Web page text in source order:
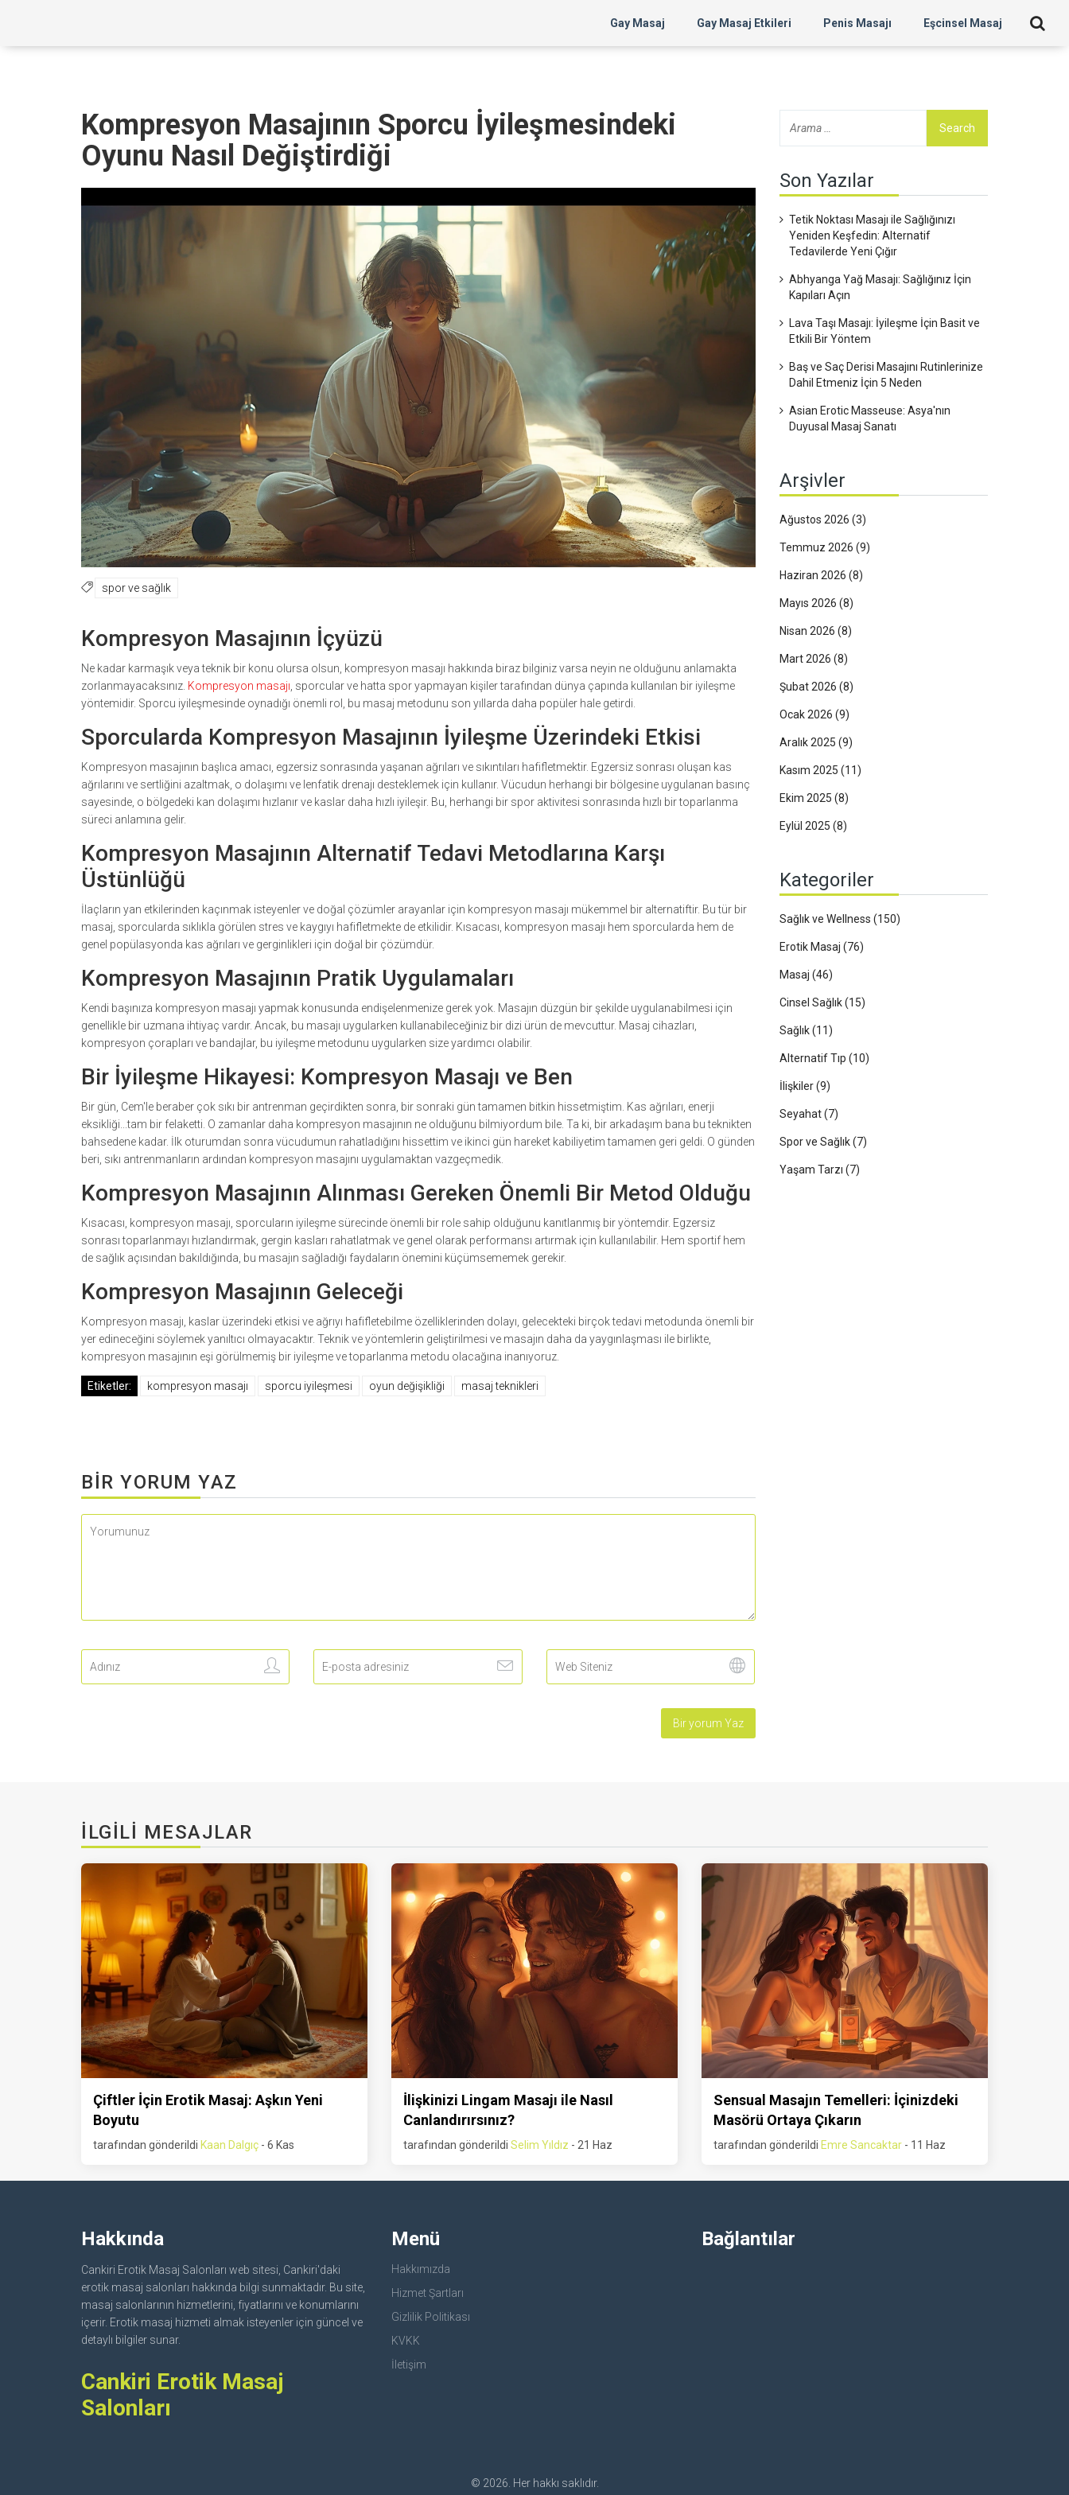
Gay Masaj Gay Masaj Etkileri Penis Masajı Eşcinsel Masaj
Kompresyon Masajının Sporcu İyileşmesindeki
Oyunu Nasıl Değiştirdiği
spor ve sağlık
Kompresyon Masajının İçyüzü
Ne kadar karmaşık veya teknik bir konu olursa olsun, kompresyon masajı hakkında biraz bilginiz varsa neyin ne olduğunu anlamakta
zorlanmayacaksınız. Kompresyon masajı , sporcular ve hatta spor yapmayan kişiler tarafından dünya çapında kullanılan bir iyileşme
yöntemidir. Sporcu iyileşmesinde oynadığı önemli rol, bu masaj metodunu son yıllarda daha popüler hale getirdi.
Sporcularda Kompresyon Masajının İyileşme Üzerindeki Etkisi
Kompresyon masajının başlıca amacı, egzersiz sonrasında yaşanan ağrıları ve sıkıntıları hafifletmektir. Egzersiz sonrası oluşan kas
ağrılarını ve sertliğini azaltmak, o dolaşımı ve lenfatik drenajı desteklemek için kullanır. Vücudun herhangi bir bölgesine uygulanan basınç
sayesinde, o bölgedeki kan dolaşımı hızlanır ve kaslar daha hızlı iyileşir. Bu, herhangi bir spor aktivitesi sonrasında hızlı bir toparlanma
süreci anlamına gelir.
Kompresyon Masajının Alternatif Tedavi Metodlarına Karşı
Üstünlüğü
İlaçların yan etkilerinden kaçınmak isteyenler ve doğal çözümler arayanlar için kompresyon masajı mükemmel bir alternatiftir. Bu tür bir
masaj, sporcularda sıklıkla görülen stres ve kaygıyı hafifletmekte de etkilidir. Kısacası, kompresyon masajı hem sporcularda hem de
genel popülasyonda kas ağrıları ve gerginlikleri için doğal bir çözümdür.
Kompresyon Masajının Pratik Uygulamaları
Kendi başınıza kompresyon masajı yapmak konusunda endişelenmenize gerek yok. Masajın düzgün bir şekilde uygulanabilmesi için
genellikle bir uzmana ihtiyaç vardır. Ancak, bu masajı uygularken kullanabileceğiniz bir dizi ürün de mevcuttur. Masaj cihazları,
kompresyon çorapları ve bandajlar, bu iyileşme metodunu uygularken size yardımcı olabilir.
Bir İyileşme Hikayesi: Kompresyon Masajı ve Ben
Bir gün, Cem'le beraber çok sıkı bir antrenman geçirdikten sonra, bir sonraki gün tamamen bitkin hissetmiştim. Kas ağrıları, enerji
eksikliği...tam bir felaketti. O zamanlar daha kompresyon masajının ne olduğunu bilmiyordum bile. Ta ki, bir arkadaşım bana bu teknikten
bahsedene kadar. İlk oturumdan sonra vücudumun rahatladığını hissettim ve ikinci gün hareket kabiliyetim tamamen geri geldi. O günden
beri, sıkı antrenmanların ardından kompresyon masajını uygulamaktan vazgeçmedik.
Kompresyon Masajının Alınması Gereken Önemli Bir Metod Olduğu
Kısacası, kompresyon masajı, sporcuların iyileşme sürecinde önemli bir role sahip olduğunu kanıtlanmış bir yöntemdir. Egzersiz
sonrası toparlanmayı hızlandırmak, gergin kasları rahatlatmak ve genel olarak performansı artırmak için kullanılabilir. Hem sportif hem
de sağlık açısından bakıldığında, bu masajın sağladığı faydaların önemini küçümsememek gerekir.
Kompresyon Masajının Geleceği
Kompresyon masajı, kaslar üzerindeki etkisi ve ağrıyı hafifletebilme özelliklerinden dolayı, gelecekteki birçok tedavi metodunda önemli bir
yer edineceğini söylemek yanıltıcı olmayacaktır. Teknik ve yöntemlerin geliştirilmesi ve masajın daha da yaygınlaşması ile birlikte,
kompresyon masajının eşi görülmemiş bir iyileşme ve toparlanma metodu olacağına inanıyoruz.
Etiketler: kompresyon masajı sporcu iyileşmesi oyun değişikliği masaj teknikleri
BIR YORUM YAZ
Son Yazılar
Tetik Noktası Masajı ile Sağlığınızı
Yeniden Keşfedin: Alternatif
Tedavilerde Yeni Çığır
Abhyanga Yağ Masajı: Sağlığınız İçin
Kapıları Açın
Lava Taşı Masajı: İyileşme İçin Basit ve
Etkili Bir Yöntem
Baş ve Saç Derisi Masajını Rutinlerinize
Dahil Etmeniz İçin 5 Neden
Asian Erotic Masseuse: Asya'nın
Duyusal Masaj Sanatı
Arşivler
Ağustos 2026 (3)
Temmuz 2026 (9)
Haziran 2026 (8)
Mayıs 2026 (8)
Nisan 2026 (8)
Mart 2026 (8)
Şubat 2026 (8)
Ocak 2026 (9)
Aralık 2025 (9)
Kasım 2025 (11)
Ekim 2025 (8)
Eylül 2025 (8)
Kategoriler
Sağlık ve Wellness (150)
Erotik Masaj (76)
Masaj (46)
Cinsel Sağlık(15)
Sağlık(11)
Alternatif Tıp (10)
İlişkiler(9)
Seyahat(7)
Spor ve Sağlık(7)
Yaşam Tarzı (7)
İLGILI MESAJLAR
Çiftler İçin Erotik Masaj: Aşkın Yeni
Boyutu
tarafından gönderildi Kaan Dalgıç - 6 Kas
İlişkinizi Lingam Masajı ile Nasıl
Canlandırırsınız?
tarafından gönderildi Selim Yıldız - 21 Haz
Sensual Masajın Temelleri: İçinizdeki
Masörü Ortaya Çıkarın
tarafından gönderildi Emre Sancaktar - 11 Haz
Hakkında
Cankiri Erotik Masaj Salonları web sitesi, Cankiri'daki
erotik masaj salonları hakkında bilgi sunmaktadır. Bu site,
masaj salonlarının hizmetlerini, fiyatlarını ve konumlarını
içerir. Erotik masaj hizmeti almak isteyenler için güncel ve
detaylı bilgiler sunar.
Cankiri Erotik Masaj
Salonları
Menü
Hakkımızda
Hizmet Şartları
Gizlilik Politikası
KVKK
İletişim
Bağlantılar
© 2026. Her hakkı saklıdır.